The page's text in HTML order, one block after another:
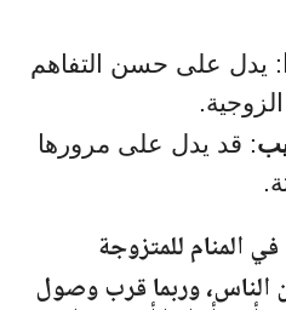
: يدل على حسن التفاهم
: قد يدل على مرورها
الناس، وربما قرب وصول